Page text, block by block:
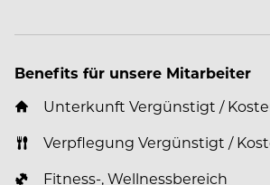
Benefits für unsere Mitarbeiter
Unterkunft Vergünstigt /
Verpflegung Vergünstigt /
Fitness-, Wellnessbereich